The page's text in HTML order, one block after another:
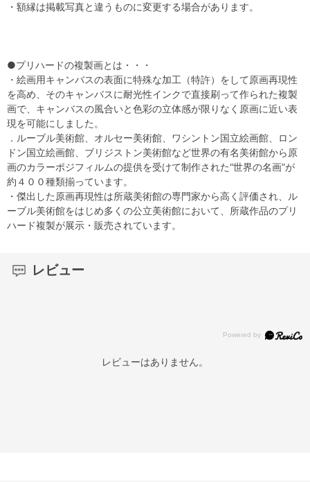
・額縁は掲載写真と違うものに変更する場合があります。
●プリハードの複製画とは・・・
・絵画用キャンバスの表面に特殊な加工（特許）をして原画再現性
を高め、そのキャンバスに耐光性インクで直接刷って作られた複製
画で、キャンバスの風合いと色彩の立体感が限りなく原画に近い表
現を可能にしました。
．ルーブル美術館、オルセー美術館、ワシントン国立絵画館、ロン
ドン国立絵画館、ブリジストン美術館など世界の有名美術館から原
画のカラーポジフィルムの提供を受けて制作された“世界の名画”が
約４００種類揃っています。
・傑出した原画再現性は所蔵美術館の専門家から高く評価され、ル
ーブル美術館をはじめ多くの公立美術館において、所蔵作品のプリ
ハード複製が展示・販売されています。
レビュー
レビューはありません。